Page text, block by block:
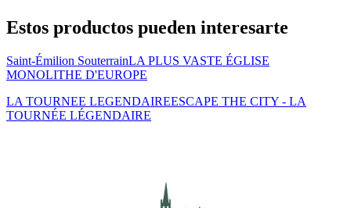
Estos productos pueden interesarte
Saint-Émilion SouterrainLA PLUS VASTE ÉGLISE
MONOLITHE D'EUROPE
LA TOURNEE LEGENDAIREESCAPE THE CITY - LA
TOURNÉE LÉGENDAIRE